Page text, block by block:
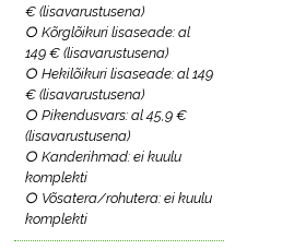
€ (lisavarustusena)
○ Kõrglõikuri lisaseade: al
149 € (lisavarustusena)
○ Hekilõikuri lisaseade: al 149
€ (lisavarustusena)
○ Pikendusvars: al 45,9 €
(lisavarustusena)
○ Kanderihmad: ei kuulu
komplekti
○ Võsatera/rohutera: ei kuulu
komplekti